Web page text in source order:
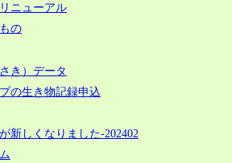
ニューアル
の
き）データ
の生き物記録申込
新しくなりました-202402